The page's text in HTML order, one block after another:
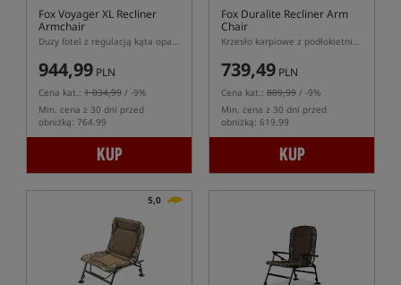
Fox Voyager XL Recliner
Armchair
Duzy fotel z regulacją kąta oparcia
944,99 PLN
Cena kat.: 1 034,99 / -9%
Min. cena z 30 dni przed
obniżką: 764.99
KUP
Fox Duralite Recliner Arm
Chair
Krzesło karpiowe z podłokietnikami
739,49 PLN
Cena kat.: 809,99 / -9%
Min. cena z 30 dni przed
obniżką: 619.99
KUP
5,0